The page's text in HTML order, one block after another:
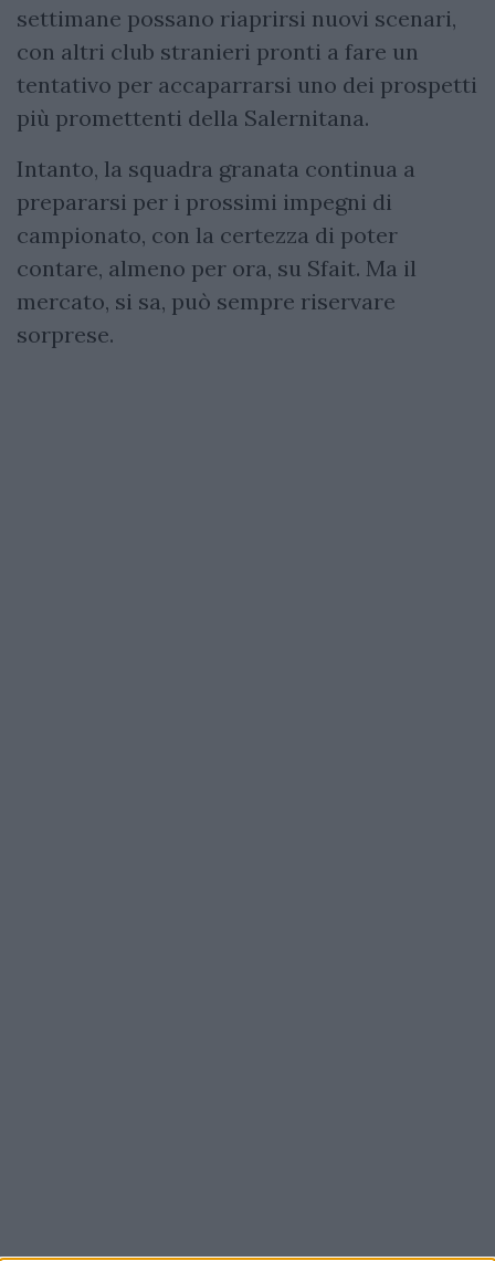
settimane possano riaprirsi nuovi scenari,
con altri club stranieri pronti a fare un
tentativo per accaparrarsi uno dei prospetti
più promettenti della Salernitana.
Intanto, la squadra granata continua a
prepararsi per i prossimi impegni di
campionato, con la certezza di poter
contare, almeno per ora, su Sfait. Ma il
mercato, si sa, può sempre riservare
sorprese.